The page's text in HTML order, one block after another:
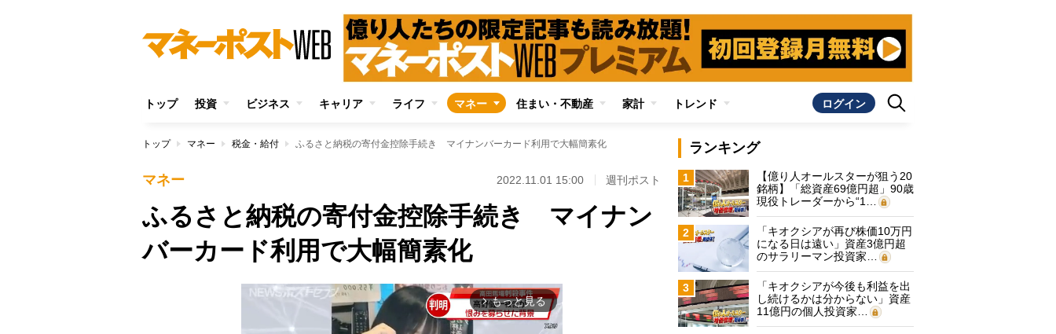
トップ 投資 ビジネス キャリア ライフ マネー 住まい・不動産 家計 トレンド ログイン
トップ マネー 税金・給付 ふるさと納税の寄付金控除手続き マイナンバーカード利用で大幅簡素化
マネー 2022.11.01 15:00 週刊ポスト
ふるさと納税の寄付金控除手続き マイナン
バーカード利用で大幅簡素化
arrow_forward_ios もっと見る
ランキング
1
【億り人オールスターが狙う20
銘柄】「総資産69億円超」90歳
現役トレーダーから“1…
2
「キオクシアが再び株価10万円
になる日は遠い」資産3億円超
のサラリーマン投資家…
3
「キオクシアが今後も利益を出
し続けるかは分からない」資産
11億円の個人投資家…